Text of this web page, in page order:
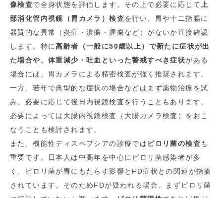
像検査で全身状態を評価します。その上で必要に応じて
上
部消化管内視鏡（胃カメラ）検査を行い、胃や十二指腸に
器質的な異常（炎症・潰瘍・腫瘍など）がないか直接確認
します。特に高齢者（一般に50歳以上）で新たに症状が出
た場合や、体重減少・吐血といった警戒すべき症状がある
場合には、胃カメラによる精密検査が強く推奨されます。
一方、若年で典型的な症状の場合などはまず薬物治療を試
み、必要に応じて後日内視鏡検査を行うこともあります。
必要によっては大腸内視鏡検査（大腸カメラ検査）をおこ
なうことも検討されます。
また、機能性ディスペプシアの診療では ピロリ菌の検査も
重要です。日本人は中高年を中心にピロリ菌感染者が多
く、ピロリ菌が胃にもたらす影響とFD症状との関連が指摘
されています。そのためFDが疑われる場合、まずピロリ菌